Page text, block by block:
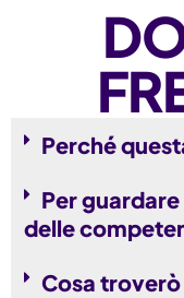
Perché
Per
delle
Cosa